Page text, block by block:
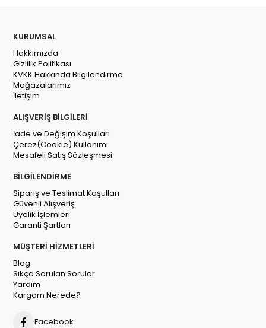
KURUMSAL
Hakkımızda
Gizlilik Politikası
KVKK Hakkında Bilgilendirme
Mağazalarımız
İletişim
ALIŞVERİŞ BİLGİLERİ
İade ve Değişim Koşulları
Çerez(Cookie) Kullanımı
Mesafeli Satış Sözleşmesi
BİLGİLENDİRME
Sipariş ve Teslimat Koşulları
Güvenli Alışveriş
Üyelik İşlemleri
Garanti Şartları
MÜŞTERİ HİZMETLERİ
Blog
Sıkça Sorulan Sorular
Yardım
Kargom Nerede?
Facebook